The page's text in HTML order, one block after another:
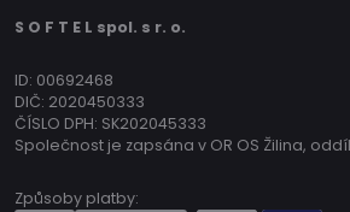
S O F T E L spol. s r. o.
ID: 00692468
DIČ: 2020450333
ČÍSLO DPH: SK202045333
Společnost je zapsána v OR OS Žilina,
Způsoby platby: